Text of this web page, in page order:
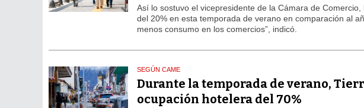
Así lo sostuvo el vicepresidente de la Cámara de
del 20% en esta temporada de verano en comparación al
menos consumo en los comercios”, indicó.
SEGÚN CAME
Durante la temporada de verano,
ocupación hotelera del 70%